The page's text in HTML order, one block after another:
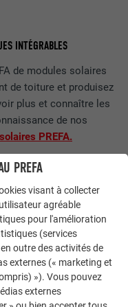
INTÉGRABLES
de modules solaires
de toiture et produisez
plus et connaître les
de nos
PREFA.
QUI TIENT
de 40 ans, l’aluminium
PREFA
visant à collecter
agréable
pour l'amélioration
(services
outre des activités de
externes (« marketing et
»). Vous pouvez
externes